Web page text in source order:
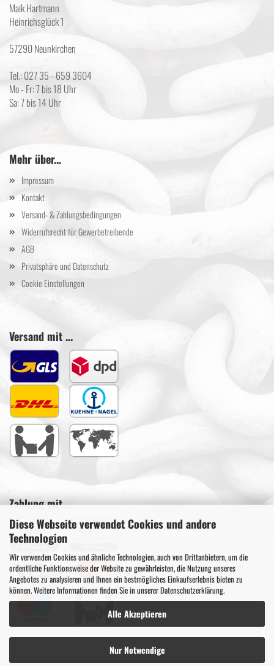
Diese Webseite verwendet Cookies und andere
Technologien
Wir verwenden Cookies und ähnliche Technologien, auch von Drittanbietern, um die
ordentliche Funktionsweise der Website zu gewährleisten, die Nutzung unseres
Angebotes zu analysieren und Ihnen ein bestmögliches Einkaufserlebnis bieten zu
können. Weitere Informationen finden Sie in unsererDatenschutzerklärung.
Alle Akzeptieren
Nur Notwendige
Maik Hartmann
Heinrichsglück 1
57290 Neunkirchen
Tel.: 027 35 - 659 3604
Mo - Fr: 7 bis 18 Uhr
Sa: 7 bis 14 Uhr
Mehr über...
Impressum
Kontakt
Versand- & Zahlungsbedingungen
Widerrufsrecht für Gewerbetreibende
AGB
Privatsphäre und Datenschutz
Cookie Einstellungen
Versand mit ...
Zahlung mit ...